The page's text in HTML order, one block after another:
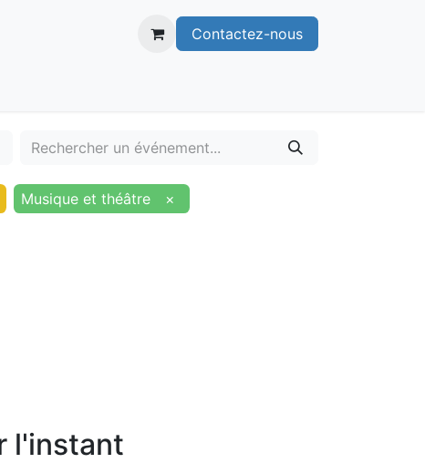
Contactez-nous
Musique et théâtre ×
l'instant